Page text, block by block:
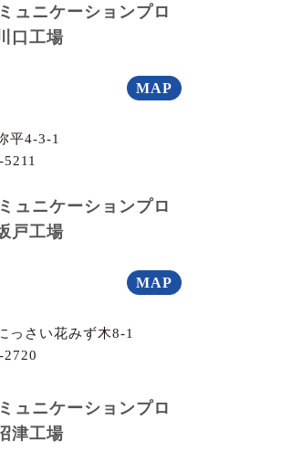
ュニケーションプロ
口工場
MAP
平4-3-1
ュニケーションプロ
戸工場
MAP
っさい花みず木8-1
2720
ュニケーションプロ
津工場